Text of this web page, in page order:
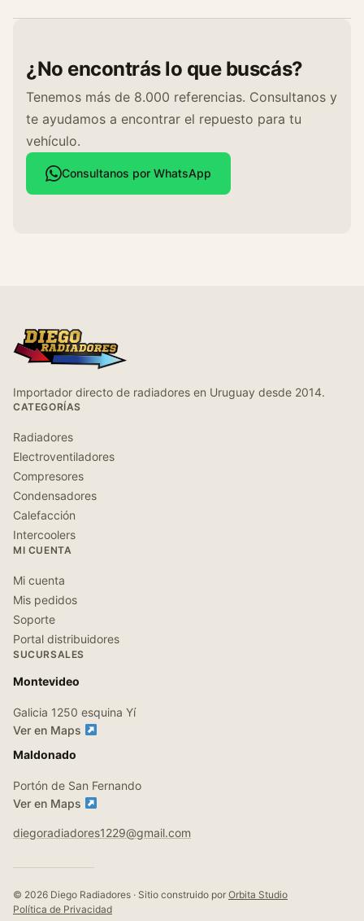
¿No encontrás lo que buscás?
Tenemos más de 8.000 referencias. Consultanos y
te ayudamos a encontrar el repuesto para tu
vehículo.
Consultanos por WhatsApp
Importador directo de radiadores en Uruguay desde 2014.
CATEGORÍAS
Radiadores
Electroventiladores
Compresores
Condensadores
Calefacción
Intercoolers
MI CUENTA
Mi cuenta
Mis pedidos
Soporte
Portal distribuidores
SUCURSALES
Montevideo
Galicia 1250 esquina Yí
Ver en Maps
Maldonado
Portón de San Fernando
Ver en Maps
diegoradiadores1229@gmail.com
© 2026 Diego Radiadores · Sitio construido por Orbita Studio
Política de Privacidad